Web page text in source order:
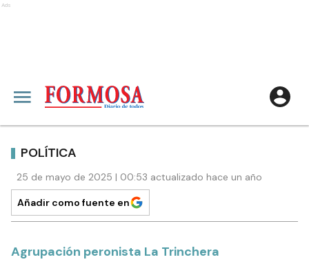
Ads
POLÍTICA
25 de mayo de 2025 | 00:53 actualizado hace un año
Añadir como fuente en
Agrupación peronista La Trinchera